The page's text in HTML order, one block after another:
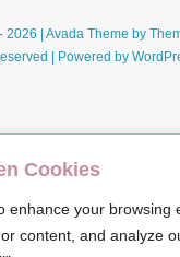
Cookies
enhance your browsing
content, and analyze
| Avada Theme by
| Powered by
Impressum